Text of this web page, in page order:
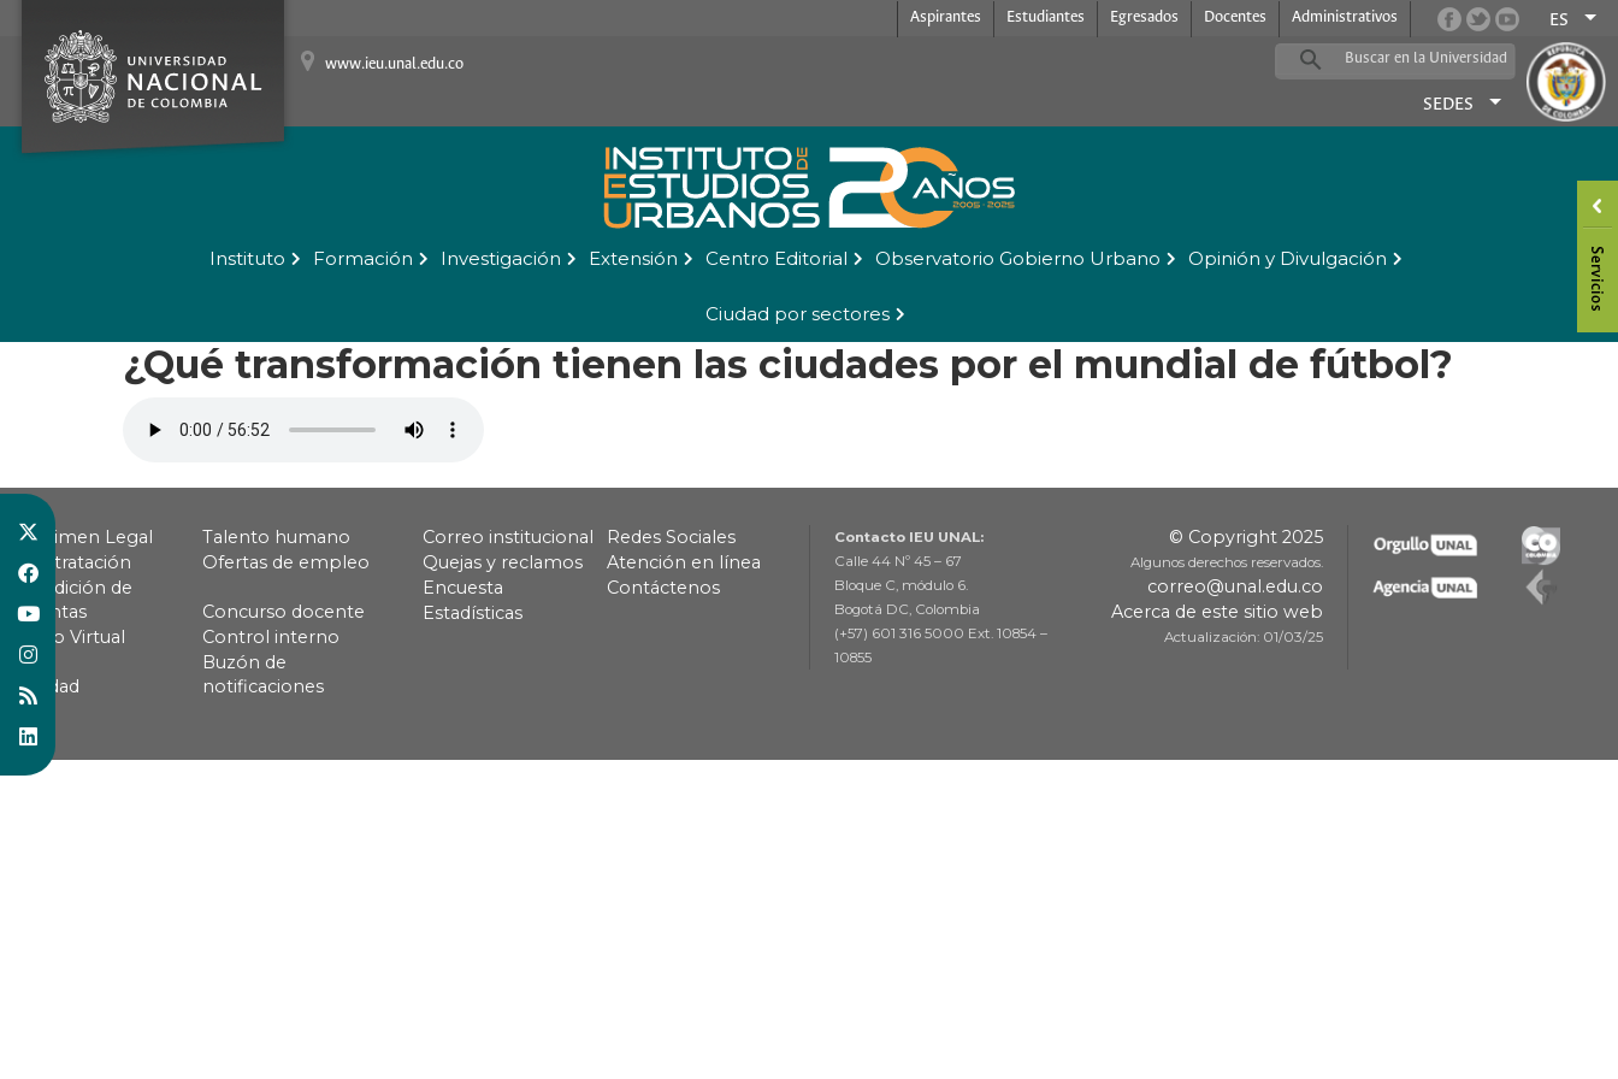
Aspirantes Estudiantes Egresados Docentes Administrativos ES
www.ieu.unal.edu.co
SEDES
Instituto Formación Investigación Extensión Centro Editorial Observatorio Gobierno Urbano Opinión y Divulgación
Ciudad por sectores
¿Qué transformación tienen las ciudades por el mundial de fútbol?
Régimen Legal
Talento humano
Contratación
Ofertas de empleo
Rendición de
cuentas
Concurso docente
Pago Virtual
Control interno
Calidad
Buzón de
notificaciones
Correo institucional
Redes Sociales
Quejas y reclamos
Atención en línea
Encuesta
Contáctenos
Estadísticas
Contacto IEU UNAL:
Calle 44 Nº 45 – 67
Bloque C, módulo 6.
Bogotá DC, Colombia
(+57) 601 316 5000 Ext. 10854 –
10855
© Copyright 2025
Algunos derechos reservados.
correo@unal.edu.co
Acerca de este sitio web
Actualización: 01/03/25